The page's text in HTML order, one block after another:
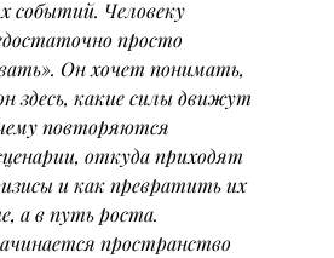
событий. Человеку
просто
Он хочет понимать,
здесь, какие силы движут
повторяются
откуда приходят
и как превратить их
а в путь роста.
пространство